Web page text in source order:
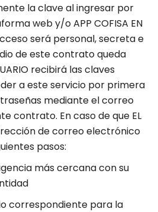
la clave al ingresar por
web y/o APP COFISA EN
será personal, secreta e
de este contrato queda
recibirá las claves
a este servicio por primera
mediante el correo
contrato. En caso de que EL
de correo electrónico
pasos:
más cercana con su
correspondiente para la